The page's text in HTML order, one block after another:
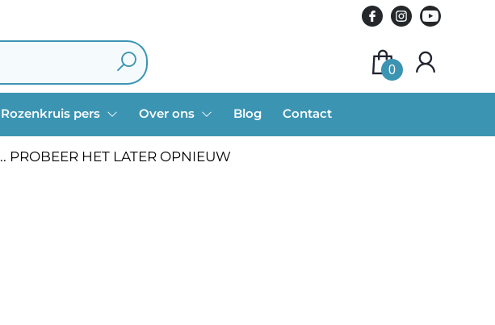
0
pers Over ons Blog Contact
PROBEER HET LATER OPNIEUW